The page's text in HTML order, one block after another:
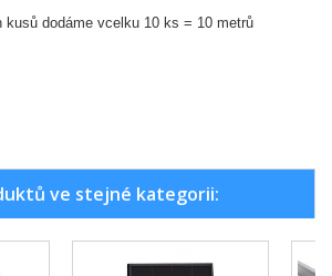
kusů dodáme vcelku 10 ks = 10 metrů
ve stejné kategorii: